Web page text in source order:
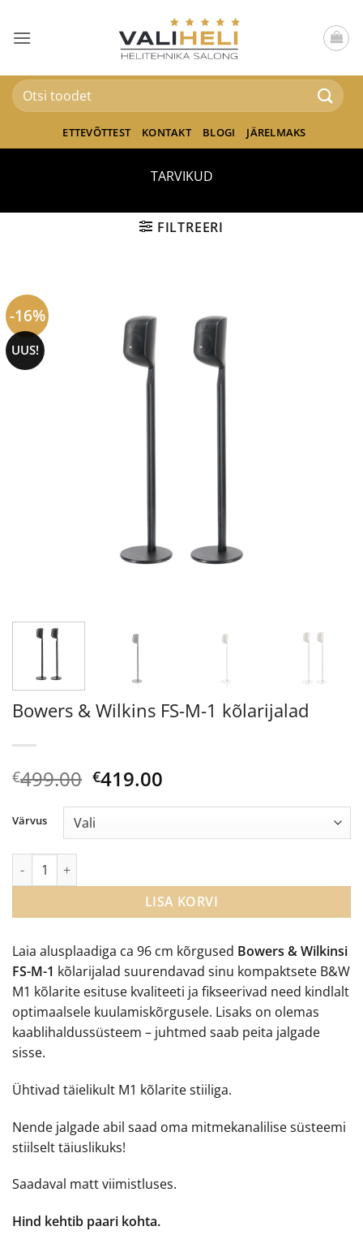
content
Otsi:
ETTEVÕTTEST KONTAKT BLOGI JÄRELMAKS
TARVIKUD
FILTREERI
-16%
UUS!
Bowers & Wilkins FS-M-1 kõlarijalad
€499.00 Algne
oli:
€499.00.
€419.00
€419.00.
Laia alusplaadiga ca 96 cm kõrgused Bowers & Wilkinsi
FS-M-1 kõlarijalad suurendavad sinu kompaktsete B&W
M1 kõlarite esituse kvaliteeti ja fikseerivad need kindlalt
optimaalsele kuulamiskõrgusele. Lisaks on olemas
kaablihaldussüsteem – juhtmed saab peita jalgade
sisse.
Ühtivad täielikult M1 kõlarite stiiliga.
Nende jalgade abil saad oma mitmekanalilise süsteemi
stiilselt täiuslikuks!
Saadaval matt viimistluses.
Hind kehtib paari kohta.
Värvus
Bowers & Wilkins FS-M-1 kõlarijalad kogus
LISA KORVI